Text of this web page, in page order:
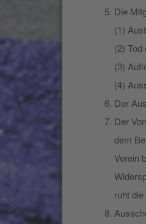
Die
(1)
(2) Tod
(3)
(4)
Der
Der
dem
Verein
ruht